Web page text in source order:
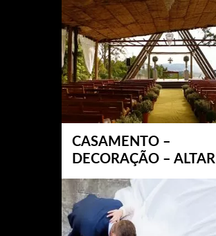
CASAMENTO –
DECORAÇÃO – ALTAR